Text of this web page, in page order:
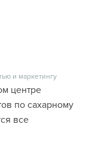
и маркетингу
центре
по сахарному
все